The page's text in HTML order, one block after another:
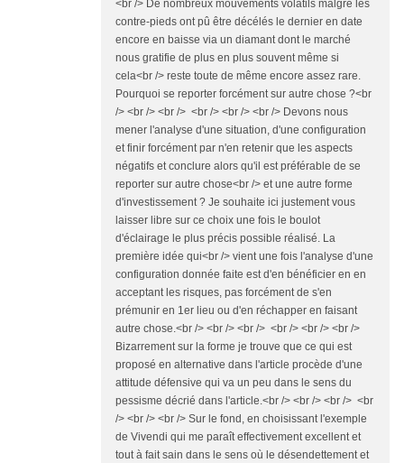
<br /> De nombreux mouvements volatils malgré les
contre-pieds ont pû être décélés le dernier en date
encore en baisse via un diamant dont le marché
nous gratifie de plus en plus souvent même si
cela<br /> reste toute de même encore assez rare.
Pourquoi se reporter forcément sur autre chose ?<br
/> <br /> <br /> <br /> <br /> <br /> Devons nous
mener l'analyse d'une situation, d'une configuration
et finir forcément par n'en retenir que les aspects
négatifs et conclure alors qu'il est préférable de se
reporter sur autre chose<br /> et une autre forme
d'investissement ? Je souhaite ici justement vous
laisser libre sur ce choix une fois le boulot
d'éclairage le plus précis possible réalisé. La
première idée qui<br /> vient une fois l'analyse d'une
configuration donnée faite est d'en bénéficier en en
acceptant les risques, pas forcément de s'en
prémunir en 1er lieu ou d'en réchapper en faisant
autre chose.<br /> <br /> <br /> <br /> <br /> <br />
Bizarrement sur la forme je trouve que ce qui est
proposé en alternative dans l'article procède d'une
attitude défensive qui va un peu dans le sens du
pessisme décrié dans l'article.<br /> <br /> <br /> <br
/> <br /> <br /> Sur le fond, en choisissant l'exemple
de Vivendi qui me paraît effectivement excellent et
tout à fait sain dans le sens où le désendettement et